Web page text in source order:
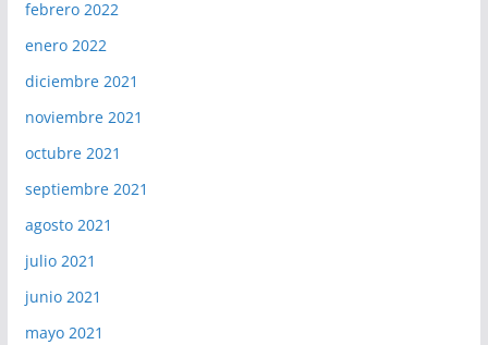
febrero 2022
enero 2022
diciembre 2021
noviembre 2021
octubre 2021
septiembre 2021
agosto 2021
julio 2021
junio 2021
mayo 2021